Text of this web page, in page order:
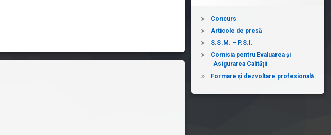
Concurs
Articole de presă
S.S.M. – P.S.I.
Comisia pentru Evaluarea și
Asigurarea Calității
Formare și dezvoltare profesională